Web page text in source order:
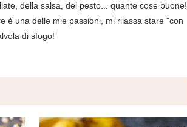
della salsa, del pesto... quante cose buone!
è una delle mie passioni, mi rilassa stare "con
di sfogo!